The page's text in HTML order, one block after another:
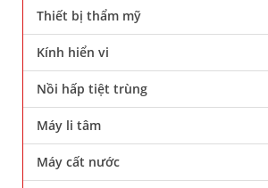
Thiết bị thẩm mỹ
Kính hiển vi
Nồi hấp tiệt trùng
Máy li tâm
Máy cất nước